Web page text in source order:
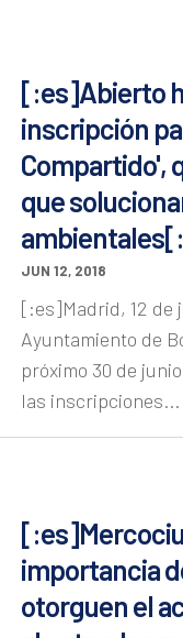
[:es]Abierto
inscripción
Compartido',
que
JUN 12, 2018
[:es]Madrid, 12 de
Ayuntamiento de
próximo 30 de
las inscripciones...
importancia
otorguen el